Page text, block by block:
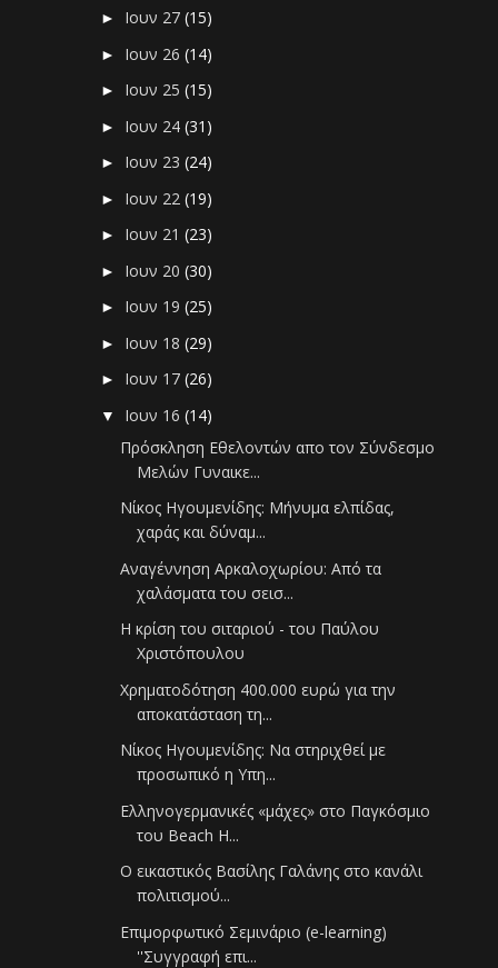
► Ιουν 27(15)
► Ιουν 26(14)
► Ιουν 25(15)
► Ιουν 24(31)
► Ιουν 23(24)
► Ιουν 22(19)
► Ιουν 21(23)
► Ιουν 20(30)
► Ιουν 19(25)
► Ιουν 18(29)
► Ιουν 17(26)
▼ Ιουν 16(14)
Πρόσκληση Εθελοντών απο τον Σύνδεσμο
Μελών Γυναικε...
Νίκος Ηγουμενίδης: Μήνυμα ελπίδας,
χαράς και δύναμ...
Αναγέννηση Αρκαλοχωρίου: Από τα
χαλάσματα του σεισ...
Η κρίση του σιταριού - του Παύλου
Χριστόπουλου
Χρηματοδότηση 400.000 ευρώ για την
αποκατάσταση τη...
Νίκος Ηγουμενίδης: Να στηριχθεί με
προσωπικό η Υπη...
Eλληνογερμανικές «μάχες» στο Παγκόσμιο
του Beach H...
Ο εικαστικός Βασίλης Γαλάνης στο κανάλι
πολιτισμού...
Επιμορφωτικό Σεμινάριο (e-learning)
''Συγγραφή επι...